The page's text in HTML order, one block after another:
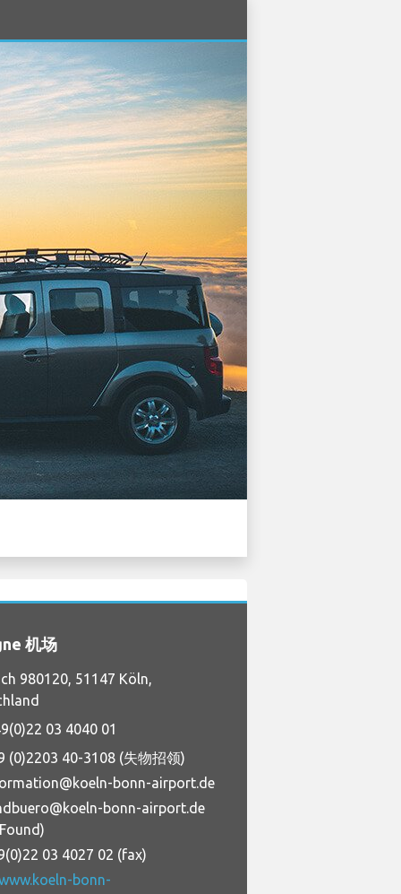
机场
980120, 51147 Köln,
03 4040 01
(0)2203 40-3108 (失物招领)
bonn-airport.de
bonn-airport.de
03 4027 02 (fax)
bonn-